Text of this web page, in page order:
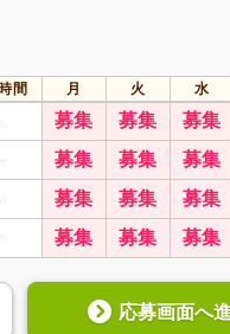
間 月 火 水
募集 募集 募集
募集 募集 募集
募集 募集 募集
募集 募集 募集
応募画面へ